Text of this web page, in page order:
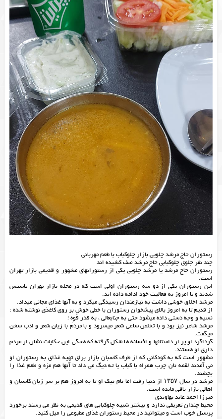
رستوران حاج مرشد چلویی بازار چلوکباب با طعم مهربانی
چند نفر جلوی چلوکبابی حاج مرشد صف کشیده اند
رستوران حاج مرشد یا مرشد چلویی یکی از رستورانهای مشهور و قدیمی بازار تهران
است.
این رستوران یکی از دو سه رستوران اولی است که در محله بازار تهران تاسیس
شدند و تا امروز به فعالیت خود ادامه داده اند.
مرشد اخلاق خوشی داشت به نیازمندان رسیدگی میکرد و به آنها غذای مجانی میداد.
از قدیم تا به امروز بالای پیشخوان رستوران با خطی خوش بر روی کاغذی نوشته شده :
نسیه و وجه دستی داده میشود حتی به جنابعالی ، به قدر قُوِه !
مرشد شاعر نیز بود و با تخلص ساعی شعر میسرود و با مردم با زبان شعر و ادب سخن
میگفت.
گرداگرد او پر از داستانها و افسانه ها شکل گرفته که همگی این حکایات نشان از مردم
داری او هستند.
مشهور است که به کودکانی که از طرف کاسبان بازار برای تهیه غذای به رستوران او
می آمدند لقمه نان چرب همراه با کباب یا ته دیگ می داد تا آنها هم مزه و طعم غذا را
بچشند.
مرشد در سال ۱۳۵۷ از دنیا رفت اما نام نیک او تا به امروز هم بر سر زبان کاسبان و
اهالی بازار باقی مانده است.
میرزا احمد عابد نهاوندی
محیط چندان تعریفی ندارد و بیشتر شبیه چلوکبابی های قدیمی به نظر می رسند برخورد
پرسنل خوب است و میتوانید در محیط رستوران غذای مطبوعی را میل کنید.